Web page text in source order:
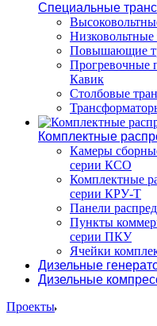
Специальные
Повышающие
Прогревочные
Кавик
Столбовые
Комплектные
Камеры
серии КСО
Комплектные
серии КРУ-Т
Панели
Пункты
серии ПКУ
Ячейки
Дизельные
Дизельные
Проекты